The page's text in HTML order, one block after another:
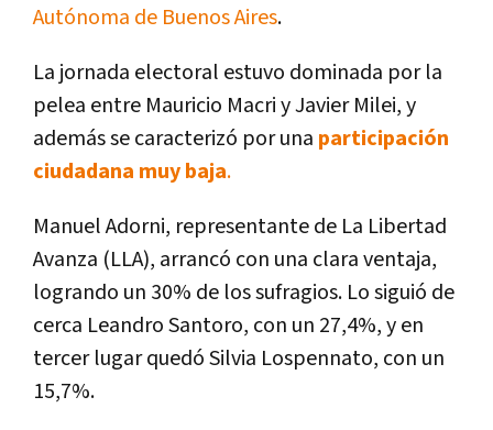
Autónoma de Buenos Aires.
La jornada electoral estuvo dominada por la
pelea entre Mauricio Macri y Javier Milei, y
además se caracterizó por una participación
ciudadana muy baja.
Manuel Adorni, representante de La Libertad
Avanza (LLA), arrancó con una clara ventaja,
logrando un 30% de los sufragios. Lo siguió de
cerca Leandro Santoro, con un 27,4%, y en
tercer lugar quedó Silvia Lospennato, con un
15,7%.